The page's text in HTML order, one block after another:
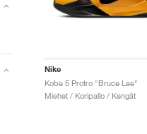
Nike
Kobe 5 Protro "Bruce Lee"
Miehet / Koripallo / Kengät